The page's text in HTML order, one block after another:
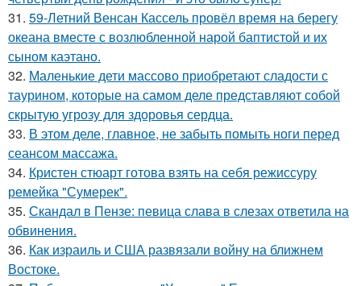
31. 59-Летний Венсан Кассель провёл время на берегу
океана вместе с возлюбленной нарой баптистой и их
сыном каэтано.
32. Маленькие дети массово приобретают сладости с
таурином, которые на самом деле представляют собой
скрытую угрозу для здоровья сердца.
33. В этом деле, главное, не забыть помыть ноги перед
сеансом массажа.
34. Кристен стюарт готова взять на себя режиссуру
ремейка "Сумерек".
35. Скандал в Пензе: певица слава в слезах ответила на
обвинения.
36. Как израиль и США развязали войну на ближнем
Востоке.